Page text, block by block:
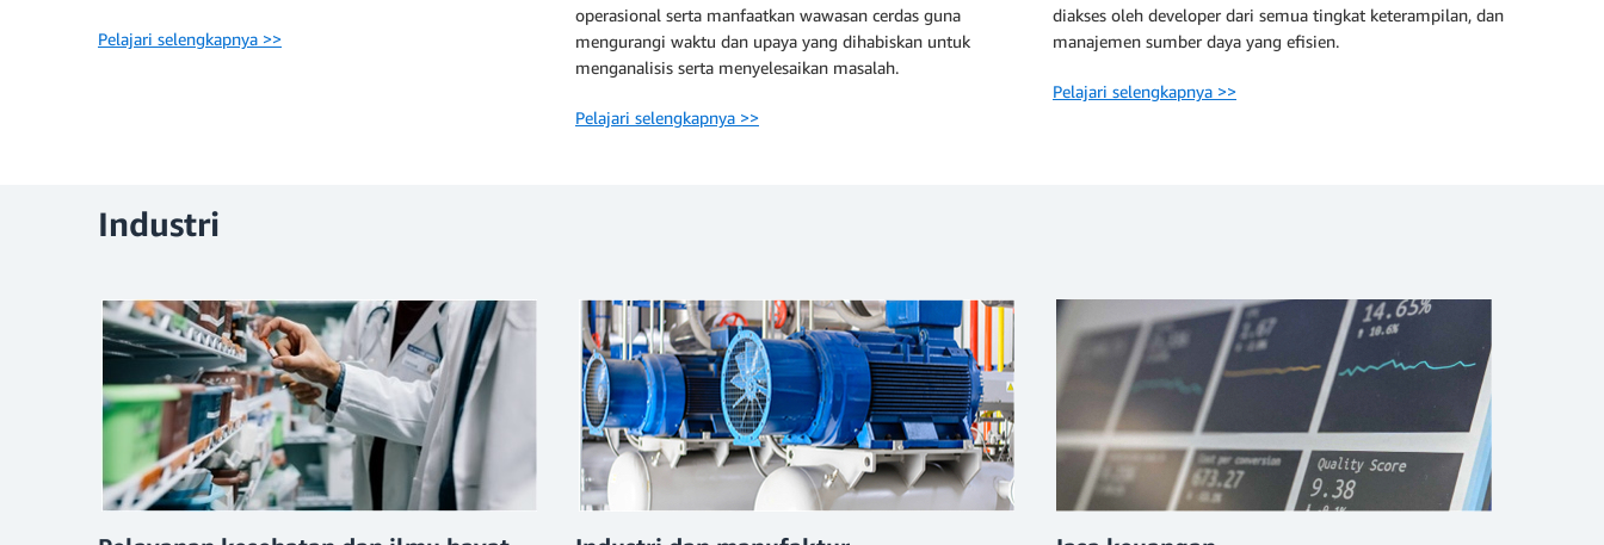
Pelajari selengkapnya >>
operasional serta manfaatkan wawasan cerdas guna
mengurangi waktu dan upaya yang dihabiskan untuk
menganalisis serta menyelesaikan masalah.
Pelajari selengkapnya >>
diakses oleh developer dari semua tingkat keterampilan, dan
manajemen sumber daya yang efisien.
Pelajari selengkapnya >>
Industri